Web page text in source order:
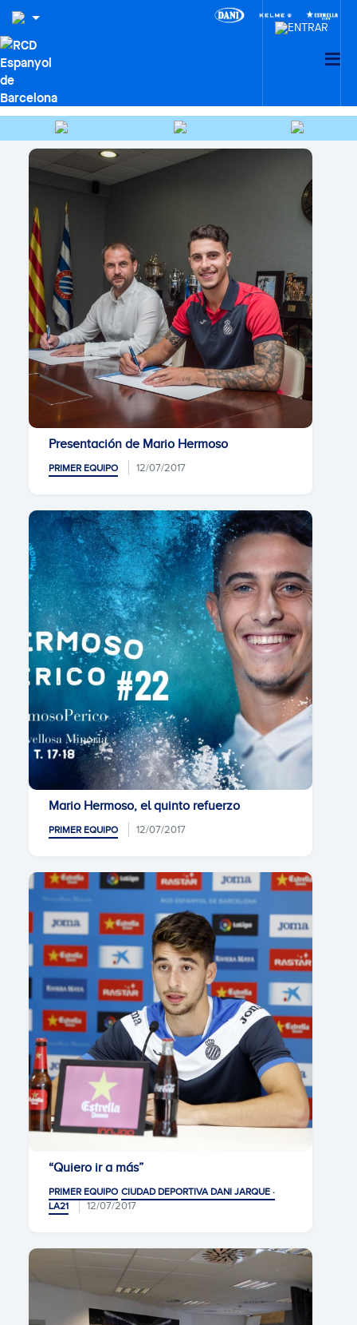
Buscar
Presentación de Mario Hermoso
PRIMER EQUIPO 12/07/2017
Mario Hermoso, el quinto refuerzo
PRIMER EQUIPO 12/07/2017
“Quiero ir a más”
PRIMER EQUIPO CIUDAD DEPORTIVA DANI JARQUE ·
LA21
12/07/2017